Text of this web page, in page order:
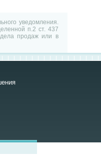
уведомления.
п.2 ст. 437
продаж или в